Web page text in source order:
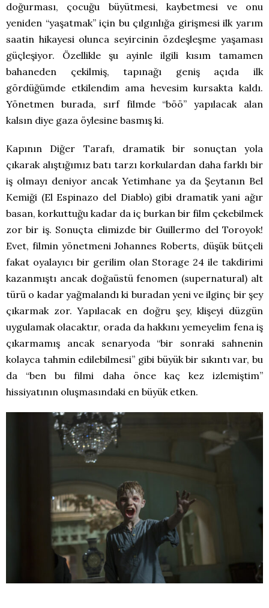
doğurması, çocuğu büyütmesi, kaybetmesi ve onu
yeniden “yaşatmak” için bu çılgınlığa girişmesi ilk yarım
saatin hikayesi olunca seyircinin özdeşleşme yaşaması
güçleşiyor. Özellikle şu ayinle ilgili kısım tamamen
bahaneden çekilmiş, tapınağı geniş açıda ilk
gördüğümde etkilendim ama hevesim kursakta kaldı.
Yönetmen burada, sırf filmde “böö” yapılacak alan
kalsın diye gaza öylesine basmış ki.
Kapının Diğer Tarafı, dramatik bir sonuçtan yola
çıkarak alıştığımız batı tarzı korkulardan daha farklı bir
iş olmayı deniyor ancak Yetimhane ya da Şeytanın Bel
Kemiği (El Espinazo del Diablo) gibi dramatik yani ağır
basan, korkuttuğu kadar da iç burkan bir film çekebilmek
zor bir iş. Sonuçta elimizde bir Guillermo del Toroyok!
Evet, filmin yönetmeni Johannes Roberts, düşük bütçeli
fakat oyalayıcı bir gerilim olan Storage 24 ile takdirimi
kazanmıştı ancak doğaüstü fenomen (supernatural) alt
türü o kadar yağmalandı ki buradan yeni ve ilginç bir şey
çıkarmak zor. Yapılacak en doğru şey, klişeyi düzgün
uygulamak olacaktır, orada da hakkını yemeyelim fena iş
çıkarmamış ancak senaryoda “bir sonraki sahnenin
kolayca tahmin edilebilmesi” gibi büyük bir sıkıntı var, bu
da “ben bu filmi daha önce kaç kez izlemiştim”
hissiyatının oluşmasındaki en büyük etken.